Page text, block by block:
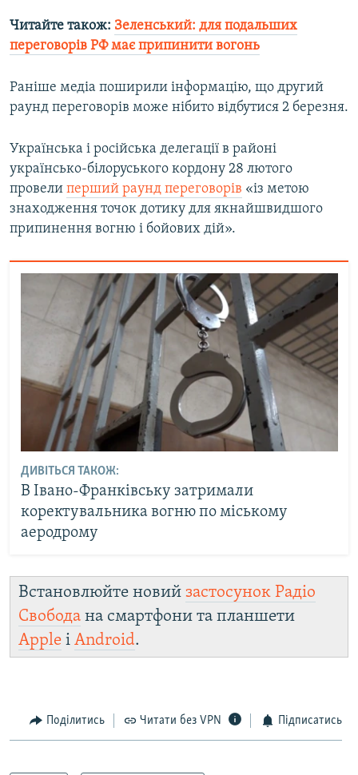
Читайте також: Зеленський: для подальших
переговорів РФ має припинити вогонь
Раніше медіа поширили інформацію, що другий
раунд переговорів може нібито відбутися 2 березня.
Українська і російська делегації в районі
українсько-білоруського кордону 28 лютого
провели перший раунд переговорів «із метою
знаходження точок дотику для якнайшвидшого
припинення вогню і бойових дій».
ДИВІТЬСЯ ТАКОЖ:
В Івано-Франківську затримали
коректувальника вогню по міському
аеродрому
Встановлюйте новий застосунок Радіо
Свобода на смартфони та планшети
Apple і Android.
Поділитись Читати без VPN Підписатись